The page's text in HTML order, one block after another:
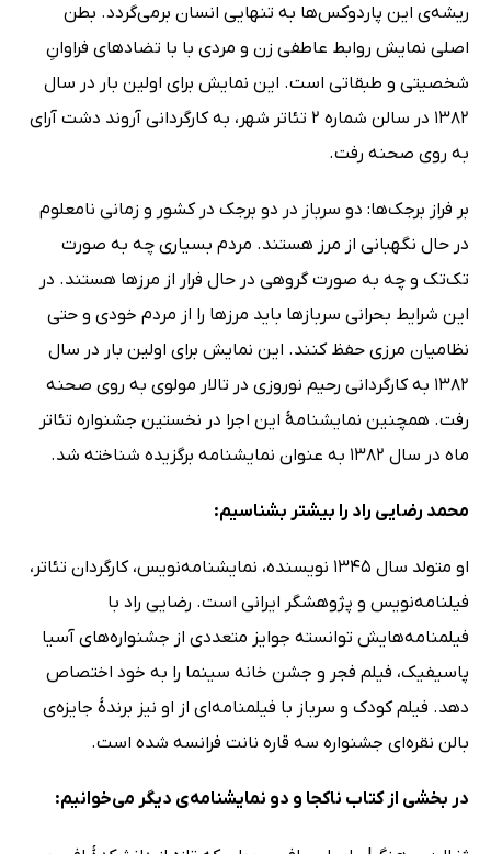
ریشه‌ی این پاردوکس‌ها به تنهایی انسان برمی‌گردد. بطن
اصلی نمایش روابط عاطفی زن و مردی با با تضادهای فراوانِ
شخصیتی و طبقاتی است. این نمایش برای اولین بار در سال
1382 در سالن شماره 2 تئاتر شهر، به کارگردانی آروند دشت‌ آرای
به روی صحنه رفت.
بر فراز برجک‌ها: دو سرباز در دو برجک در کشور و زمانی نامعلوم
در حال نگهبانی از مرز هستند. مردم بسیاری چه به صورت
تک‌تک و چه به صورت گروهی در حال فرار از مرزها هستند. در
این شرایط بحرانی سربازها باید مرزها را از مردم خودی و حتی
نظامیان مرزی حفظ کنند. این نمایش برای اولین بار در سال
1382 به کارگردانی رحیم نوروزی در تالار مولوی به روی صحنه
رفت. همچنین نمایشنامۀ این اجرا در نخستین جشنواره تئاتر
ماه در سال 1382 به ‌عنوان نمایشنامه برگزیده شناخته شد.
محمد رضایی راد را بیشتر بشناسیم:
او متولد سال 1345 نویسنده، نمایشنامه‌نویس، کارگردان تئاتر،
فیلنامه‌نویس و پژوهشگر ایرانی است. رضایی راد با
فیلمنامه‌هایش توانسته جوایز متعددی از جشنواره‌های آسیا
پاسیفیک، فیلم فجر و جشن خانه سینما را به خود اختصاص
دهد. فیلم کودک و سرباز با فیلمنامه‌ای از او نیز برندۀ جایزه‌ی
بالن نقره‌ای جشنواره سه قاره نانت فرانسه شده است.
در بخشی از کتاب ناکجا و دو نمایشنامه‌ی دیگر می‌خوانیم: